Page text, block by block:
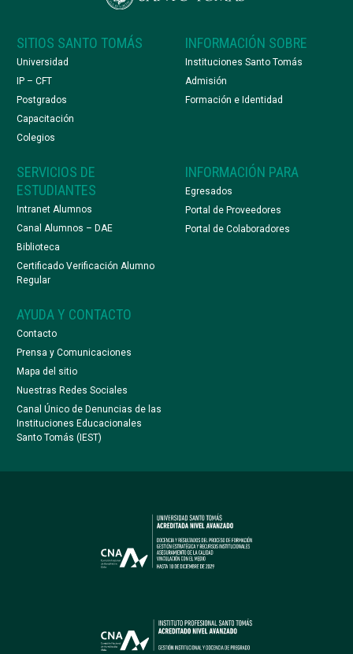
SITIOS SANTO TOMÁS
Universidad
IP – CFT
Postgrados
Capacitación
Colegios
INFORMACIÓN SOBRE
Instituciones Santo Tomás
Admisión
Formación e Identidad
SERVICIOS DE
ESTUDIANTES
Intranet Alumnos
Canal Alumnos – DAE
Biblioteca
Certificado Verificación Alumno
Regular
INFORMACIÓN PARA
Egresados
Portal de Proveedores
Portal de Colaboradores
AYUDA Y CONTACTO
Contacto
Prensa y Comunicaciones
Mapa del sitio
Nuestras Redes Sociales
Canal Único de Denuncias de las
Instituciones Educacionales
Santo Tomás (IEST)